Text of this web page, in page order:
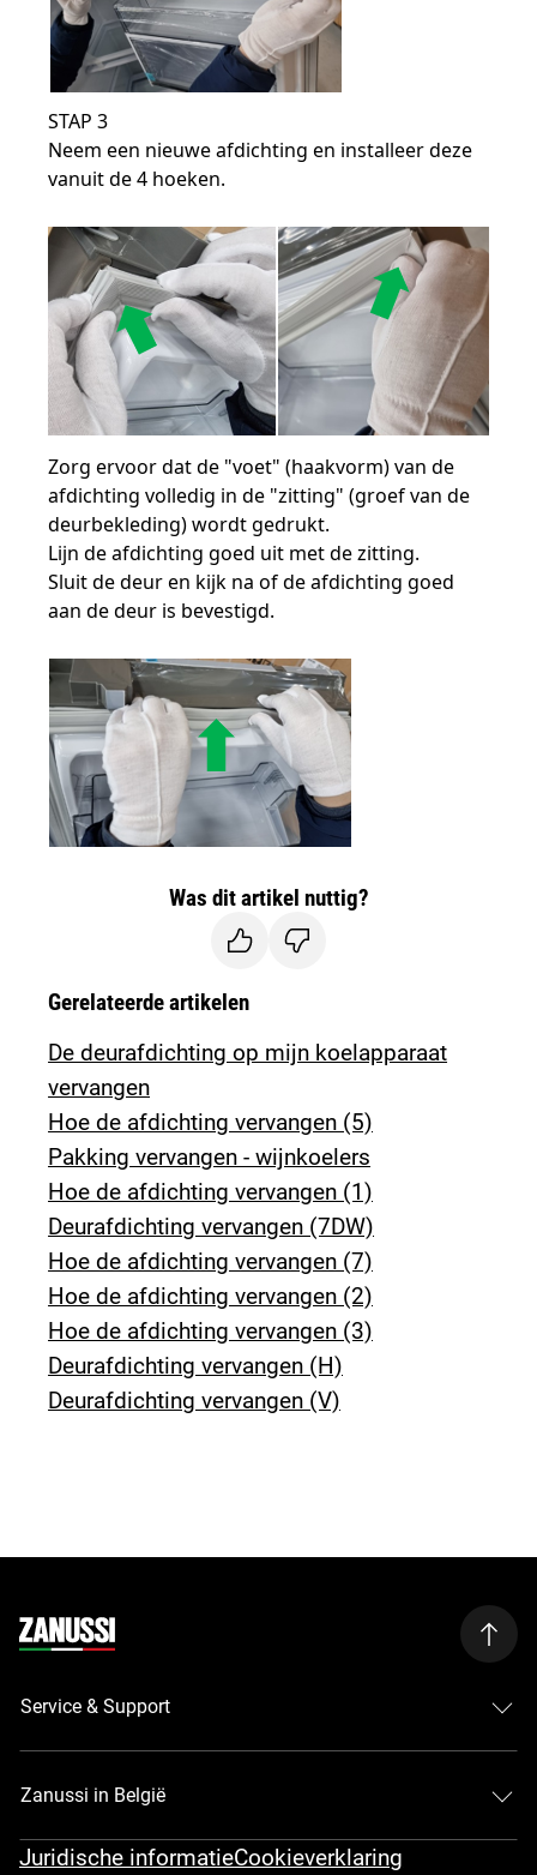
STAP 3
Neem een nieuwe afdichting en installeer deze
vanuit de 4 hoeken.
Zorg ervoor dat de "voet" (haakvorm) van de
afdichting volledig in de "zitting" (groef van de
deurbekleding) wordt gedrukt.
Lijn de afdichting goed uit met de zitting.
Sluit de deur en kijk na of de afdichting goed
aan de deur is bevestigd.
Was dit artikel nuttig?
Gerelateerde artikelen
De deurafdichting op mijn koelapparaat
vervangen
Hoe de afdichting vervangen (5)
Pakking vervangen - wijnkoelers
Hoe de afdichting vervangen (1)
Deurafdichting vervangen (7DW)
Hoe de afdichting vervangen (7)
Hoe de afdichting vervangen (2)
Hoe de afdichting vervangen (3)
Deurafdichting vervangen (H)
Deurafdichting vervangen (V)
Service & Support
Zanussi in België
Juridische informatieCookieverklaring